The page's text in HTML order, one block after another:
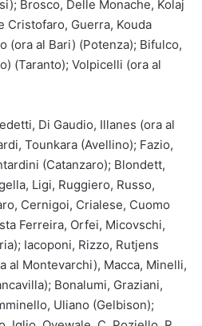
Brosco, Delle Monache, Kolaj
Cristofaro, Guerra, Kouda
(ora al Bari) (Potenza); Bifulco,
(Taranto); Volpicelli (ora al
Di Gaudio, Illanes (ora al
Tounkara (Avellino); Fazio,
(Catanzaro); Blondett,
Ligi, Ruggiero, Russo,
Cernigoi, Crialese, Cuomo
Ferreira, Orfei, Micovschi,
Iacoponi, Rizzo, Rutjens
al Montevarchi), Macca, Minelli,
Bonalumi, Graziani,
Uliano (Gelbison);